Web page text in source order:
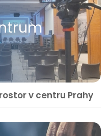
v centru Prahy